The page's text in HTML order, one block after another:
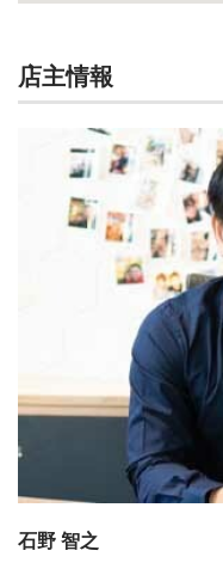
店主情報
石野 智之